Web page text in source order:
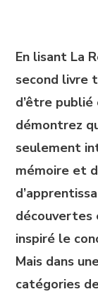
En lisant La
second livre
d’être publié
démontrez
seulement
mémoire et
découvertes
inspiré le
Mais dans
catégories